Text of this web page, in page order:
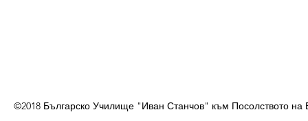
©2018 Българско Училище "Иван Станчов" към Посолството на